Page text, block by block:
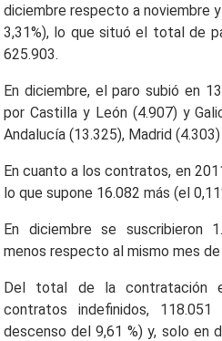
diciembre respecto a noviembre
3,31%), lo que situó el total de
625.903.
En diciembre, el paro subió en
por Castilla y León (4.907) y
Andalucía (13.325), Madrid
En cuanto a los contratos, en
lo que supone 16.082 más (el
En diciembre se suscribieron
menos respecto al mismo mes de
Del total de la contratación
contratos indefinidos,
descenso del 9,61 %) y, solo en